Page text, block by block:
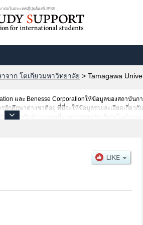
าต่อในประเทศญี่ปุ่นต้องที่ JPSS
จาก โตเกียวมหาวิทยาลัย > Tamagawa
และ Benesse Corporationให้ข้อมูลของสถาบั
ศึกษาต่างชาติอยู่ ที่นี่จะให้ข้อมูลรายละเอียดเกี่ยวกั
มัครหรือจำนวนคนที่ผ่านการสอบคัดเลือกเป็นต้น,แน